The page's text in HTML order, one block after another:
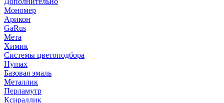
Мономер
Арикон
GaRus
Мета
Химик
Системы цветоподбора
Hymax
Базовая эмаль
Металлик
Перламутр
Ксираллик